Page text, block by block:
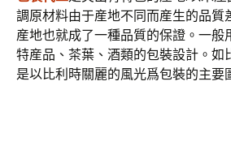
調原材料由于産地不同而産生的品質
産地也就成了一種品質的保證。一般
特産品、茶葉、酒類的包裝設計。如
是以比利時關麗的風光爲包裝的主要